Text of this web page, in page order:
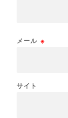
メール ※
サイト